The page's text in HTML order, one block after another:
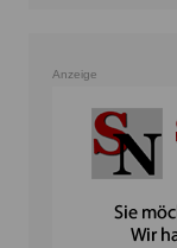
Anzeige